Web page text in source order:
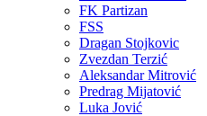
FK Partizan
FSS
Dragan Stojkovic
Zvezdan Terzić
Aleksandar Mitrović
Predrag Mijatović
Luka Jović